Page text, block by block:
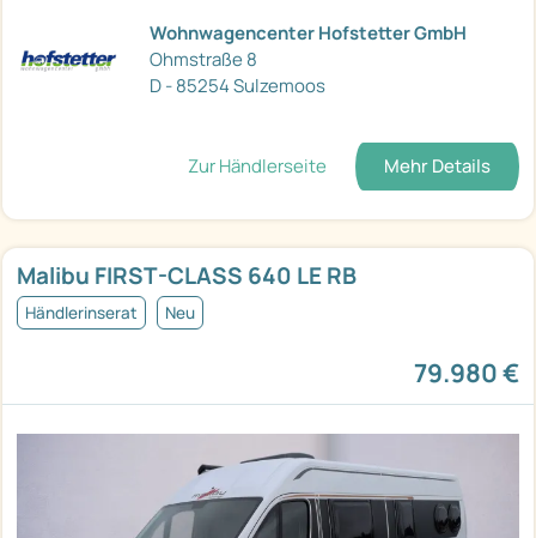
Wohnwagencenter Hofstetter GmbH
Ohmstraße 8
D - 85254 Sulzemoos
Zur Händlerseite Mehr Details
Malibu FIRST-CLASS 640 LE RB
Händlerinserat Neu
79.980 €